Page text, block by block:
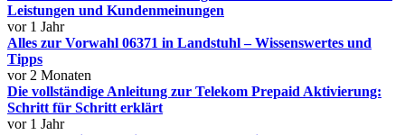
Leistungen und Kundenmeinungen
vor 1 Jahr
Alles zur Vorwahl 06371 in Landstuhl – Wissenswertes und
Tipps
vor 2 Monaten
Die vollständige Anleitung zur Telekom Prepaid Aktivierung:
Schritt für Schritt erklärt
vor 1 Jahr